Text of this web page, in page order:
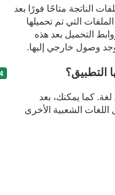
الناتجة متاحًا فورًا بعد
التي تم تحميلها
التحميل بعد هذه
وصول خارجي إليها.
التطبيق؟
التطبيق حاليًا أكثر من 20 لغة. كما يمكنك، بعد
الشعبية الأخرى